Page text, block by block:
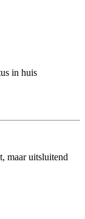
in huis
maar uitsluitend